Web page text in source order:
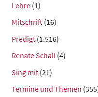
Lehre (1)
Mitschrift (16)
Predigt (1.516)
Renate Schall (4)
Sing mit (21)
Termine und Themen